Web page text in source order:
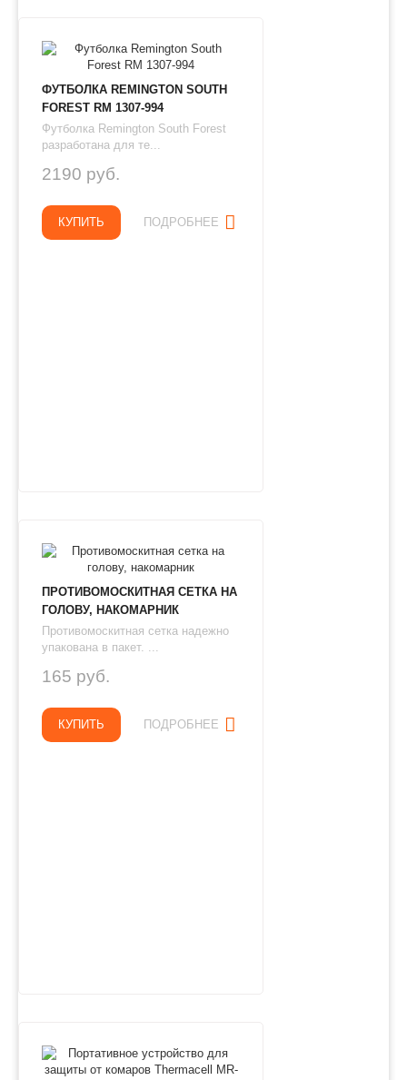
ФУТБОЛКА REMINGTON SOUTH
FOREST RM 1307-994
Футболка Remington South Forest
разработана для те...
2190 руб.
КУПИТЬ ПОДРОБНЕЕ
ПРОТИВОМОСКИТНАЯ СЕТКА НА
ГОЛОВУ, НАКОМАРНИК
Противомоскитная сетка надежно
упакована в пакет. ...
165 руб.
КУПИТЬ ПОДРОБНЕЕ